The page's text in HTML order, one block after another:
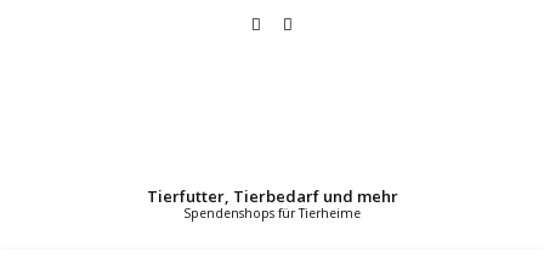
Tierfutter, Tierbedarf und mehr